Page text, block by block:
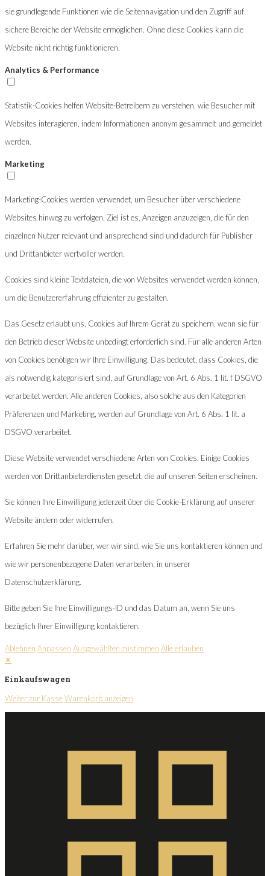
sie grundlegende Funktionen wie die Seitennavigation und den Zugriff auf
sichere Bereiche der Website ermöglichen. Ohne diese Cookies kann die
Website nicht richtig funktionieren.
Analytics & Performance
Statistik-Cookies helfen Website-Betreibern zu verstehen, wie Besucher mit
Websites interagieren, indem Informationen anonym gesammelt und gemeldet
werden.
Marketing
Marketing-Cookies werden verwendet, um Besucher über verschiedene
Websites hinweg zu verfolgen. Ziel ist es, Anzeigen anzuzeigen, die für den
einzelnen Nutzer relevant und ansprechend sind und dadurch für Publisher
und Drittanbieter wertvoller werden.
Cookies sind kleine Textdateien, die von Websites verwendet werden können,
um die Benutzererfahrung effizienter zu gestalten.
Das Gesetz erlaubt uns, Cookies auf Ihrem Gerät zu speichern, wenn sie für
den Betrieb dieser Website unbedingt erforderlich sind. Für alle anderen Arten
von Cookies benötigen wir Ihre Einwilligung. Das bedeutet, dass Cookies, die
als notwendig kategorisiert sind, auf Grundlage von Art. 6 Abs. 1 lit. f DSGVO
verarbeitet werden. Alle anderen Cookies, also solche aus den Kategorien
Präferenzen und Marketing, werden auf Grundlage von Art. 6 Abs. 1 lit. a
DSGVO verarbeitet.
Diese Website verwendet verschiedene Arten von Cookies. Einige Cookies
werden von Drittanbieterdiensten gesetzt, die auf unseren Seiten erscheinen.
Sie können Ihre Einwilligung jederzeit über die Cookie-Erklärung auf unserer
Website ändern oder widerrufen.
Erfahren Sie mehr darüber, wer wir sind, wie Sie uns kontaktieren können und
wie wir personenbezogene Daten verarbeiten, in unserer
Datenschutzerklärung.
Bitte geben Sie Ihre Einwilligungs-ID und das Datum an, wenn Sie uns
bezüglich Ihrer Einwilligung kontaktieren.
Ablehnen Anpassen Ausgewählten zustimmen Alle erlauben
✕
Einkaufswagen
Weiter zur KasseWarenkorb anzeigen